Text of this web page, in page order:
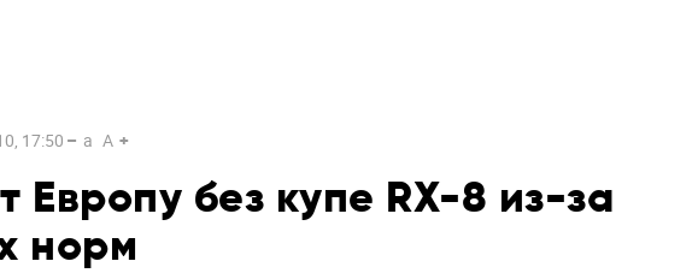
17:50 a A
Европу без купе RX-8 из-за
норм